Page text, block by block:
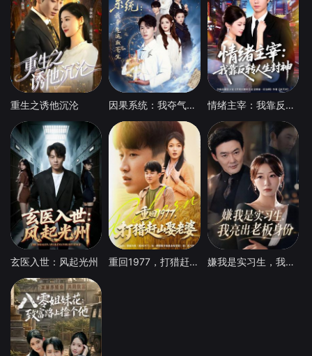
重生之诱他沉沦 因果系统：我夺气运救苍生 情绪主宰：我靠反转人生封神
玄医入世：风起光州 重回1977，打猎赶山娶老婆 嫌我是实习生，我亮出老板身份